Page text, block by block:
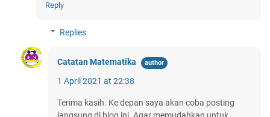
Reply
Replies
Catatan Matematika
1 April 2021 at 22:38
Terima kasih. Ke depan saya akan coba posting